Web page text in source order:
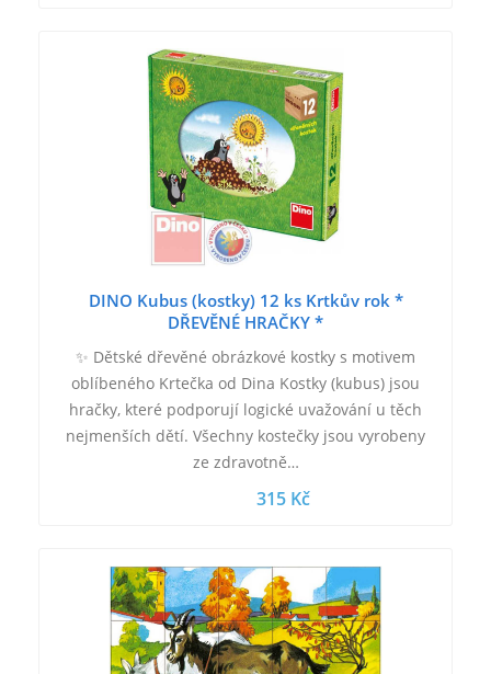
DINO Kubus (kostky) 12 ks Krtkův rok *
DŘEVĚNÉ HRAČKY *
✨ Dětské dřevěné obrázkové kostky s motivem
oblíbeného Krtečka od Dina Kostky (kubus) jsou
hračky, které podporují logické uvažování u těch
nejmenších dětí. Všechny kostečky jsou vyrobeny
ze zdravotně…
315 Kč